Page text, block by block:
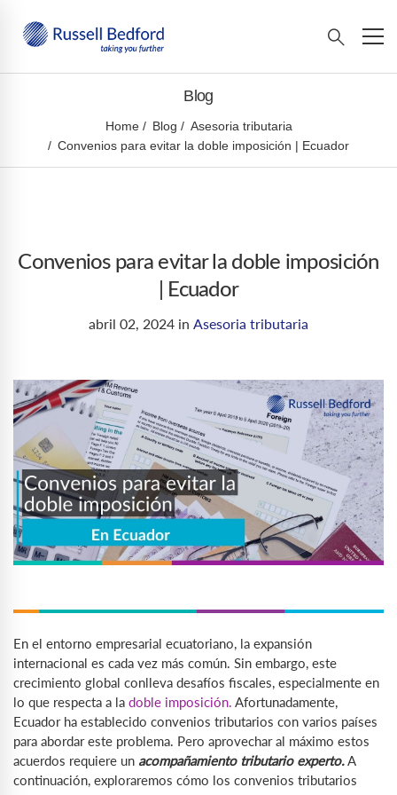
Blog
Home Blog
Asesoria tributaria
Convenios para evitar la doble imposición | Ecuador
Convenios para evitar la doble imposición
| Ecuador
abril 02, 2024 in Asesoria tributaria
En el entorno empresarial ecuatoriano, la expansión
internacional es cada vez más común. Sin embargo, este
crecimiento global conlleva desafíos fiscales, especialmente en
lo que respecta a la doble imposición. Afortunadamente,
Ecuador ha establecido convenios tributarios con varios países
para abordar este problema. Pero aprovechar al máximo estos
acuerdos requiere un acompañamiento tributario experto. A
continuación, exploraremos cómo los convenios tributarios